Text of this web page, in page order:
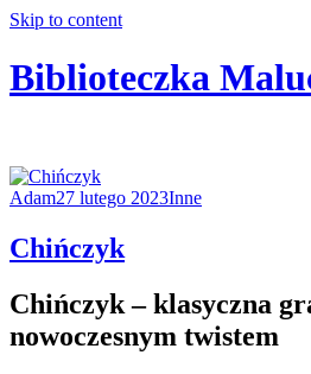
Skip to content
Biblioteczka
Adam27 lutego 2023Inne
Chińczyk
Chińczyk – klasyczna
nowoczesnym twistem